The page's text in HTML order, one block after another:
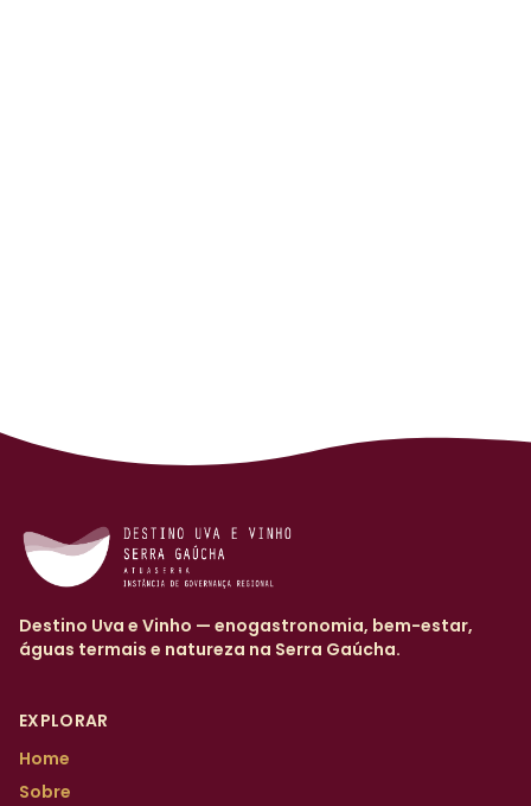
Destino Uva e Vinho — enogastronomia, bem-estar,
águas termais e natureza na Serra Gaúcha.
EXPLORAR
Home
Sobre